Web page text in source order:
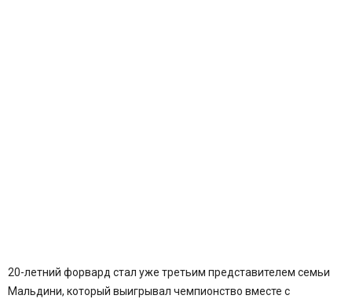
20-летний форвард стал уже третьим представителем семьи
Мальдини, который выигрывал чемпионство вместе с